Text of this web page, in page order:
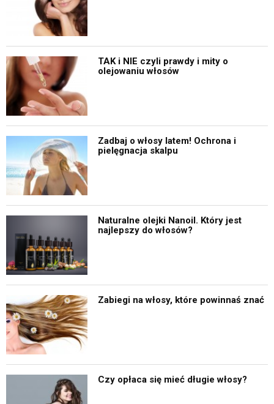
TAK i NIE czyli prawdy i mity o
olejowaniu włosów
Zadbaj o włosy latem! Ochrona i
pielęgnacja skalpu
Naturalne olejki Nanoil. Który jest
najlepszy do włosów?
Zabiegi na włosy, które powinnaś znać
Czy opłaca się mieć długie włosy?